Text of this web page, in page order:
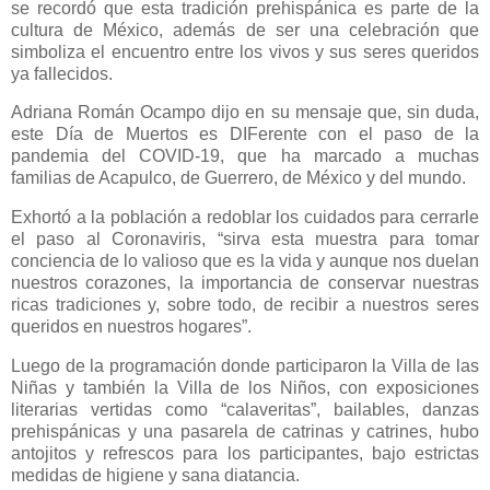
se recordó que esta tradición prehispánica es parte de la
cultura de México, además de ser una celebración que
simboliza el encuentro entre los vivos y sus seres queridos
ya fallecidos.
Adriana Román Ocampo dijo en su mensaje que, sin duda,
este Día de Muertos es DIFerente con el paso de la
pandemia del COVID-19, que ha marcado a muchas
familias de Acapulco, de Guerrero, de México y del mundo.
Exhortó a la población a redoblar los cuidados para cerrarle
el paso al Coronaviris, “sirva esta muestra para tomar
conciencia de lo valioso que es la vida y aunque nos duelan
nuestros corazones, la importancia de conservar nuestras
ricas tradiciones y, sobre todo, de recibir a nuestros seres
queridos en nuestros hogares”.
Luego de la programación donde participaron la Villa de las
Niñas y también la Villa de los Niños, con exposiciones
literarias vertidas como “calaveritas”, bailables, danzas
prehispánicas y una pasarela de catrinas y catrines, hubo
antojitos y refrescos para los participantes, bajo estrictas
medidas de higiene y sana diatancia.